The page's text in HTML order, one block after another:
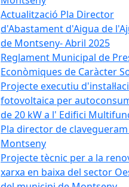
Actualització Pla Director
d'Abastament d'Aigua de
de Montseny- Abril 2025
Reglament Municipal de
Econòmiques de Caràcter
Projecte executiu
fotovoltaica per
de 20 kW a l' Edifici
Pla director de
Montseny
Projecte tècnic per a la
xarxa en baixa del sector